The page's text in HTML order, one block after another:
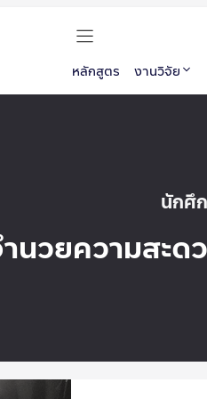
หลักสูตร งานวิจัย
นักศึ
นวยความสะ